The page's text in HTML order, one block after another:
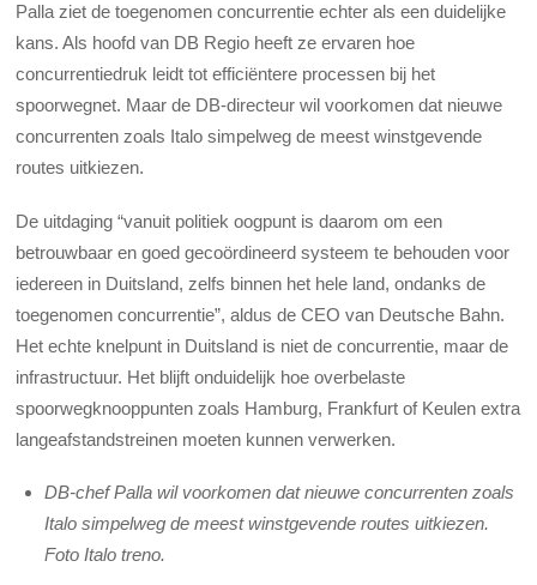
Palla ziet de toegenomen concurrentie echter als een duidelijke
kans. Als hoofd van DB Regio heeft ze ervaren hoe
concurrentiedruk leidt tot efficiëntere processen bij het
spoorwegnet. Maar de DB-directeur wil voorkomen dat nieuwe
concurrenten zoals Italo simpelweg de meest winstgevende
routes uitkiezen.
De uitdaging “vanuit politiek oogpunt is daarom om een
betrouwbaar en goed gecoördineerd systeem te behouden voor
iedereen in Duitsland, zelfs binnen het hele land, ondanks de
toegenomen concurrentie”, aldus de CEO van Deutsche Bahn.
Het echte knelpunt in Duitsland is niet de concurrentie, maar de
infrastructuur. Het blijft onduidelijk hoe overbelaste
spoorwegknooppunten zoals Hamburg, Frankfurt of Keulen extra
langeafstandstreinen moeten kunnen verwerken.
DB-chef Palla wil voorkomen dat nieuwe concurrenten zoals
Italo simpelweg de meest winstgevende routes uitkiezen.
Foto Italo treno.